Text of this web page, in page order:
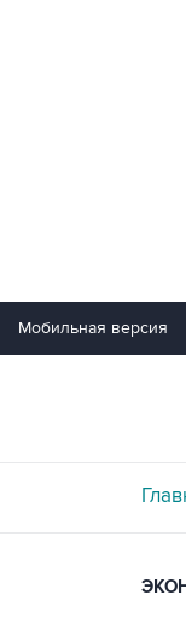
Мобильная версия